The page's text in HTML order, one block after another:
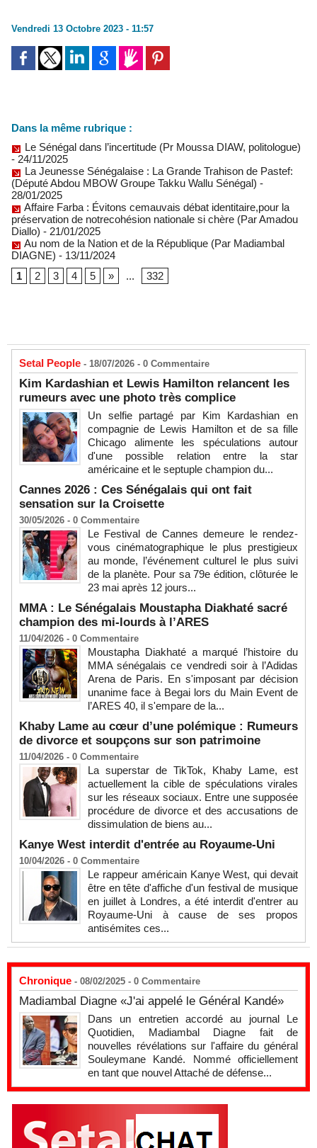
Vendredi 13 Octobre 2023 - 11:57
Dans la même rubrique :
Le Sénégal dans l’incertitude (Pr Moussa DIAW, politologue)
- 24/11/2025
La Jeunesse Sénégalaise : La Grande Trahison de Pastef:
(Député Abdou MBOW Groupe Takku Wallu Sénégal) -
28/01/2025
Affaire Farba : Évitons cemauvais débat identitaire,pour la
préservation de notrecohésion nationale si chère (Par Amadou
Diallo) - 21/01/2025
Au nom de la Nation et de la République (Par Madiambal
DIAGNE) - 13/11/2024
1
2 3 4 5 » ... 332
Setal People - 18/07/2026 - 0 Commentaire
Kim Kardashian et Lewis Hamilton relancent les
rumeurs avec une photo très complice
Un selfie partagé par Kim Kardashian en
compagnie de Lewis Hamilton et de sa fille
Chicago alimente les spéculations autour
d'une possible relation entre la star
américaine et le septuple champion du...
Cannes 2026 : Ces Sénégalais qui ont fait
sensation sur la Croisette
30/05/2026 - 0 Commentaire
Le Festival de Cannes demeure le rendez-
vous cinématographique le plus prestigieux
au monde, l’événement culturel le plus suivi
de la planète. Pour sa 79e édition, clôturée le
23 mai après 12 jours...
MMA : Le Sénégalais Moustapha Diakhaté sacré
champion des mi-lourds à l’ARES
11/04/2026 - 0 Commentaire
Moustapha Diakhaté a marqué l’histoire du
MMA sénégalais ce vendredi soir à l’Adidas
Arena de Paris. En s'imposant par décision
unanime face à Begai lors du Main Event de
l’ARES 40, il s'empare de la...
Khaby Lame au cœur d’une polémique : Rumeurs
de divorce et soupçons sur son patrimoine
11/04/2026 - 0 Commentaire
La superstar de TikTok, Khaby Lame, est
actuellement la cible de spéculations virales
sur les réseaux sociaux. Entre une supposée
procédure de divorce et des accusations de
dissimulation de biens au...
Kanye West interdit d'entrée au Royaume-Uni
10/04/2026 - 0 Commentaire
Le rappeur américain Kanye West, qui devait
être en tête d'affiche d'un festival de musique
en juillet à Londres, a été interdit d'entrer au
Royaume-Uni à cause de ses propos
antisémites ces...
Chronique - 08/02/2025 - 0 Commentaire
Madiambal Diagne «J'ai appelé le Général Kandé»
Dans un entretien accordé au journal Le
Quotidien, Madiambal Diagne fait de
nouvelles révélations sur l'affaire du général
Souleymane Kandé. Nommé officiellement
en tant que nouvel Attaché de défense...